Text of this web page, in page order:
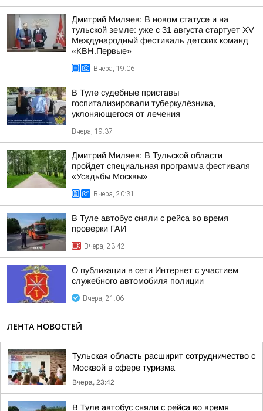
Дмитрий Миляев: В новом статусе и на
тульской земле: уже с 31 августа стартует XV
Международный фестиваль детских команд
«КВН.Первые»
Вчера, 19:06
В Туле судебные приставы
госпитализировали туберкулёзника,
уклоняющегося от лечения
Вчера, 19:37
Дмитрий Миляев: В Тульской области
пройдет специальная программа фестиваля
«Усадьбы Москвы»
Вчера, 20:31
В Туле автобус сняли с рейса во время
проверки ГАИ
Вчера, 23:42
О публикации в сети Интернет с участием
служебного автомобиля полиции
Вчера, 21:06
ЛЕНТА НОВОСТЕЙ
Тульская область расширит сотрудничество с
Москвой в сфере туризма
Вчера, 23:42
В Туле автобус сняли с рейса во время